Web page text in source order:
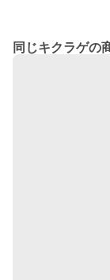
同じキクラゲの